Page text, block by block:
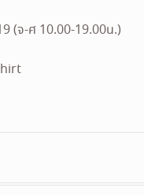
(จ-ศ 10.00-19.00น.)